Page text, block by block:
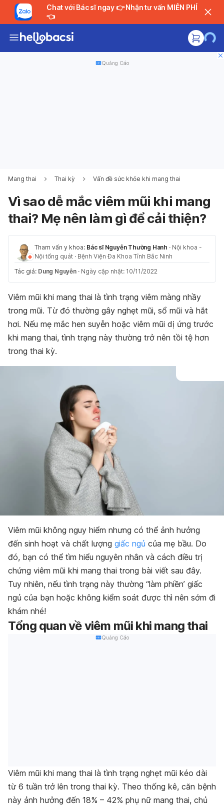
Chat với Bác sĩ ngay 👉 Nhận tư vấn MIỄN PHÍ
👈
Quảng Cáo
Mang thai Thai kỳ Vấn đề sức khỏe khi mang thai
Vì sao dễ mắc viêm mũi khi mang
thai? Mẹ nên làm gì để cải thiện?
Tham vấn y khoa: Bác sĩ Nguyễn Thường Hanh · Nội khoa -
Nội tổng quát · Bệnh Viện Đa Khoa Tỉnh Bắc Ninh
Tác giả: Dung Nguyễn · Ngày cập nhật: 10/11/2022
Viêm mũi khi mang thai là tình trạng viêm màng nhầy
trong mũi. Từ đó thường gây nghẹt mũi, sổ mũi và hắt
hơi. Nếu mẹ mắc hen suyễn hoặc viêm mũi dị ứng trước
khi mang thai, tình trạng này thường trở nên tồi tệ hơn
trong thai kỳ.
Viêm mũi không nguy hiểm nhưng có thể ảnh hưởng
đến sinh hoạt và chất lượng giấc ngủ của mẹ bầu. Do
đó, bạn có thể tìm hiểu nguyên nhân và cách điều trị
chứng viêm mũi khi mang thai trong bài viết sau đây.
Tuy nhiên, nếu tình trạng này thường “làm phiền’ giấc
ngủ của bạn hoặc không kiểm soát được thì nên sớm đi
khám nhé!
Tổng quan về viêm mũi khi mang thai
Quảng Cáo
Viêm mũi khi mang thai là tình trạng nghẹt mũi kéo dài
từ 6 tuần trở lên trong thai kỳ. Theo thống kê, căn bệnh
này ảnh hưởng đến 18% – 42% phụ nữ mang thai, chủ